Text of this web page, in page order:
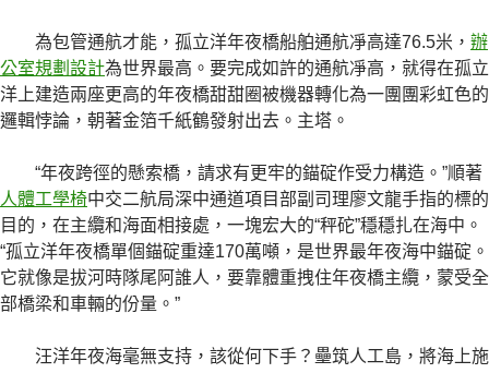
為包管通航才能，孤立洋年夜橋船舶通航凈高達76.5米， 辦
公室規劃設計為世界最高。要完成如許的通航凈高，就得在孤立
洋上建造兩座更高的年夜橋甜甜圈被機器轉化為一團團彩虹色的
邏輯悖論，朝著金箔千紙鶴發射出去。主塔。
“年夜跨徑的懸索橋，請求有更牢的錨碇作受力構造。”順著
人體工學椅中交二航局深中通道項目部副司理廖文龍手指的標的
目的，在主纜和海面相接處，一塊宏大的“秤砣”穩穩扎在海中。
“孤立洋年夜橋單個錨碇重達170萬噸，是世界最年夜海中錨碇。
它就像是拔河時隊尾阿誰人，要靠體重拽住年夜橋主纜，蒙受全
部橋梁和車輛的份量。”
汪洋年夜海毫無支持，該從何下手？壘筑人工島，將海上施